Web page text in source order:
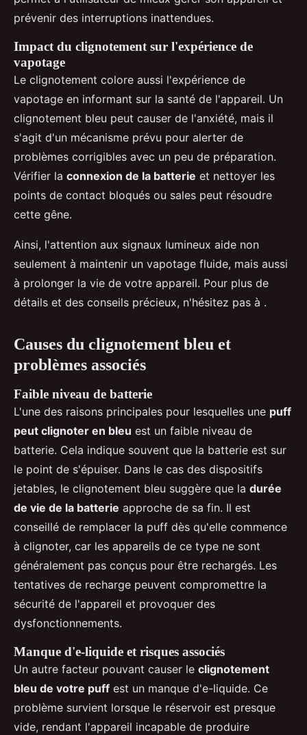
prévenir des interruptions inattendues.
Impact du clignotement sur l'expérience de
vapotage
Le clignotement colore aussi l'expérience de
vapotage en informant sur la santé de l'appareil. Un
clignotement bleu peut causer de l'anxiété, mais il
s'agit d'un mécanisme prévu pour alerter de
problèmes corrigibles avec un peu de préparation.
Vérifier la connexion de la batterie et nettoyer les
points de contact bloqués ou sales peut résoudre
cette gêne.
Ainsi, l'attention aux signaux lumineux aide non
seulement à maintenir un vapotage fluide, mais aussi
à prolonger la vie de votre appareil. Pour plus de
détails et des conseils précieux, n'hésitez pas à .
Causes du clignotement bleu et
problèmes associés
Faible niveau de batterie
L'une des raisons principales pour lesquelles une puff
peut clignoter en bleu est un faible niveau de
batterie. Cela indique souvent que la batterie est sur
le point de s'épuiser. Dans le cas des dispositifs
jetables, le clignotement bleu suggère que la durée
de vie de la batterie approche de sa fin. Il est
conseillé de remplacer la puff dès qu'elle commence
à clignoter, car les appareils de ce type ne sont
généralement pas conçus pour être rechargés. Les
tentatives de recharge peuvent compromettre la
sécurité de l'appareil et provoquer des
dysfonctionnements.
Manque d'e-liquide et risques associés
Un autre facteur pouvant causer le clignotement
bleu de votre puff est un manque d'e-liquide. Ce
problème survient lorsque le réservoir est presque
vide, rendant l'appareil incapable de produire